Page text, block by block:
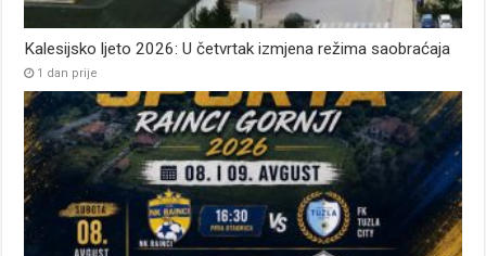
Kalesijsko ljeto 2026: U četvrtak izmjena režima saobraćaja
1 dan prije